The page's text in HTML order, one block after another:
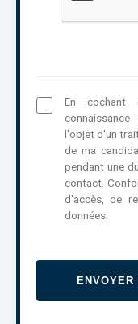
En cochant
l'objet d'un
de ma
pendant une
contact.
d'accès, de
données.
ENVOYER